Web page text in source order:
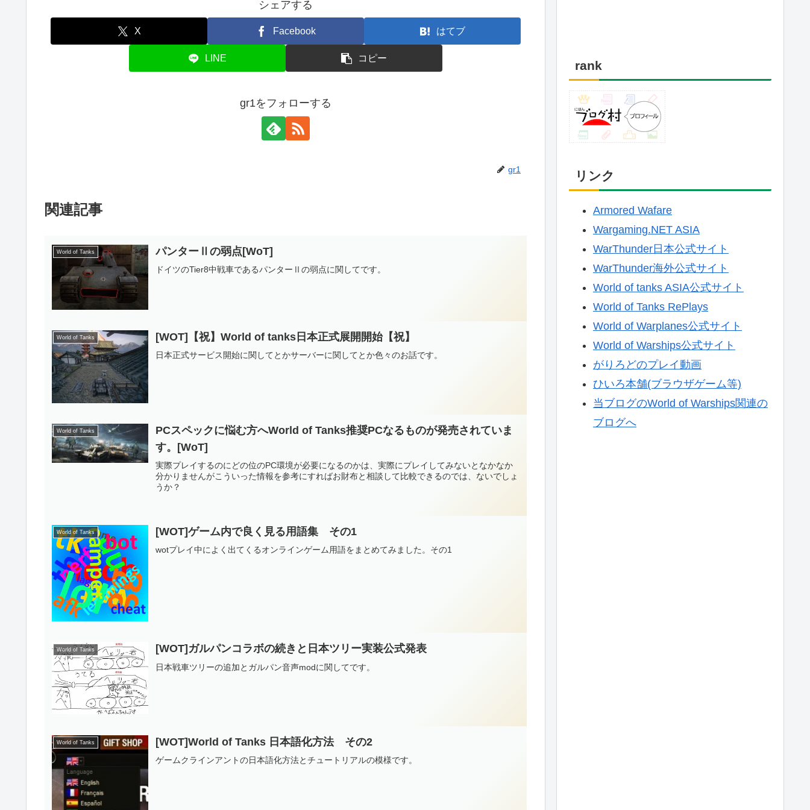
シェアする
X Facebook はてブ
LINE コピー
gr1をフォローする
gr1
関連記事
World of Tanks パンターⅡの弱点[WoT]
ドイツのTier8中戦車であるパンターⅡの弱点に関してです。
World of Tanks [WOT]【祝】World of tanks日本正式展開開始【祝】
日本正式サービス開始に関してとかサーバーに関してとか色々のお話です。
World of Tanks
PCスペックに悩む方へWorld of Tanks推奨PCなるものが発売されていま
す。[WoT]
実際プレイするのにどの位のPC環境が必要になるのかは、実際にプレイしてみないとなかなか
分かりませんがこういった情報を参考にすればお財布と相談して比較できるのでは、ないでしょ
うか？
World of Tanks [WOT]ゲーム内で良く見る用語集 その1
wotプレイ中によく出てくるオンラインゲーム用語をまとめてみました。その1
World of Tanks [WOT]ガルパンコラボの続きと日本ツリー実装公式発表
日本戦車ツリーの追加とガルパン音声modに関してです。
World of Tanks [WOT]World of Tanks 日本語化方法 その2
ゲームクラインアントの日本語化方法とチュートリアルの模様です。
rank
リンク
Armored Wafare
Wargaming.NET ASIA
WarThunder日本公式サイト
WarThunder海外公式サイト
World of tanks ASIA公式サイト
World of Tanks RePlays
World of Warplanes公式サイト
World of Warships公式サイト
がりろどのプレイ動画
ひいろ本舗(ブラウザゲーム等)
当ブログのWorld of Warships関連の
ブログへ